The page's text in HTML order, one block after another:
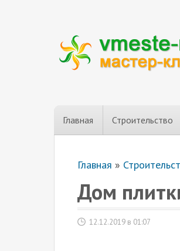
Главная Строительство
Главная »
Дом
12.12.2019 в 01:07